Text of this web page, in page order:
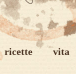
ricette vita